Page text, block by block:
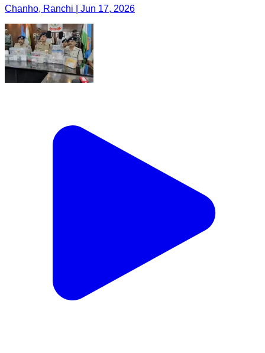
Chanho, Ranchi | Jun 17, 2026